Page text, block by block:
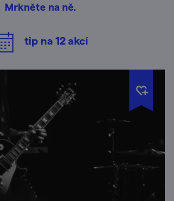
Mrkněte na ně.
tip na 12akcí